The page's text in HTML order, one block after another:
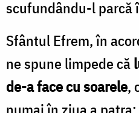
scufundându-l parcă
Sfântul Efrem, în
ne spune limpede că
de-a face cu soarele,